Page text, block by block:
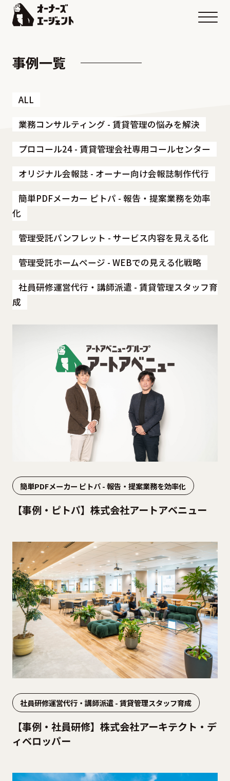
メニ
事例一覧
ALL
業務コンサルティング - 賃貸管理の悩みを解決
プロコール24 - 賃貸管理会社専用コールセンター
オリジナル会報誌 - オーナー向け会報誌制作代行
簡単PDFメーカー ピトパ - 報告・提案業務を効率
化
管理受託パンフレット - サービス内容を見える化
管理受託ホームページ - WEBでの見える化戦略
社員研修運営代行・講師派遣 - 賃貸管理スタッフ育
成
簡単PDFメーカー ピトパ - 報告・提案業務を効率化
【事例・ピトパ】株式会社アートアベニュー
社員研修運営代行・講師派遣 - 賃貸管理スタッフ育成
【事例・社員研修】株式会社アーキテクト・デ
ィベロッパー